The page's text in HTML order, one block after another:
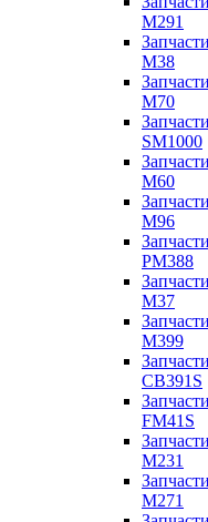
M291
M38
M70
SM1000
M60
M96
PM388
M37
M399
CB391S
FM41S
M231
M271